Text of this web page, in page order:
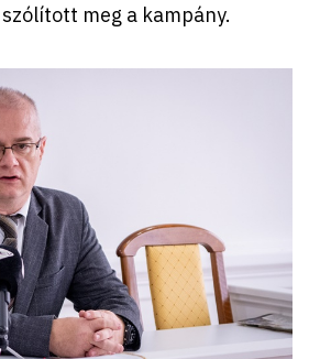
meg a kampány.